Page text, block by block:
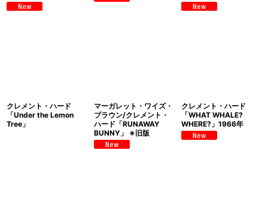
クレメント・ハード
「Under the Lemon
Tree」
マーガレット・ワイズ・
ブラウン/クレメント・
ハード「RUNAWAY
BUNNY」 ※旧版
クレメント・ハード
「WHAT WHALE?
WHERE?」1966年